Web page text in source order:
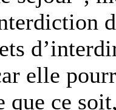
elle
que ce